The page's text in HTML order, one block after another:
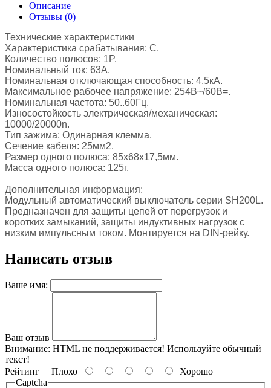
Описание
Отзывы (0)
Технические характеристики
Характеристика срабатывания: C.
Количество полюсов: 1P.
Номинальный ток: 63А.
Номинальная отключающая способность: 4,5кА.
Максимальное рабочее напряжение: 254В~/60В=.
Номинальная частота: 50..60Гц.
Износостойкость электрическая/механическая:
10000/20000n.
Тип зажима: Одинарная клемма.
Сечение кабеля: 25мм2.
Размер одного полюса: 85х68х17,5мм.
Масса одного полюса: 125г.
Дополнительная информация:
Модульный автоматический выключатель серии SH200L.
Предназначен для защиты цепей от перегрузок и
коротких замыканий, защиты индуктивных нагрузок с
низким импульсным током. Монтируется на DIN-рейку.
Написать отзыв
Ваше имя:
Ваш отзыв
Внимание: HTML не поддерживается! Используйте обычный
текст!
Рейтинг Плохо
Хорошо
Captcha